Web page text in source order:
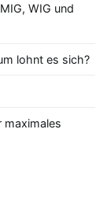
WIG und
lohnt es sich?
maximales